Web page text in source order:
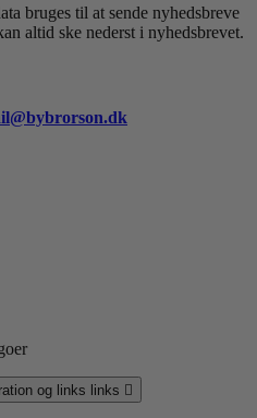
bruges til at sende nyhedsbreve
altid ske nederst i nyhedsbrevet.
og links links 